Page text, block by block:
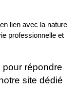
lien avec la nature
professionnelle et
répondre
site dédié